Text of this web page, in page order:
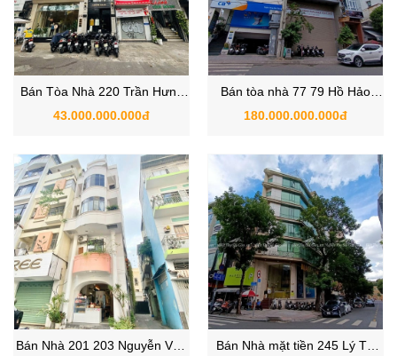
Bán Tòa Nhà 220 Trần Hưng
Đạo , Phường Nguyễn Cư
43.000.000.000đ
Bán tòa nhà 77 79 Hồ Hảo
Hớn, Phường Cô Giang , Quận
180.000.000.000đ
Bán Nhà 201 203 Nguyễn Văn
Bán Nhà mặt tiền 245 Lý Tự